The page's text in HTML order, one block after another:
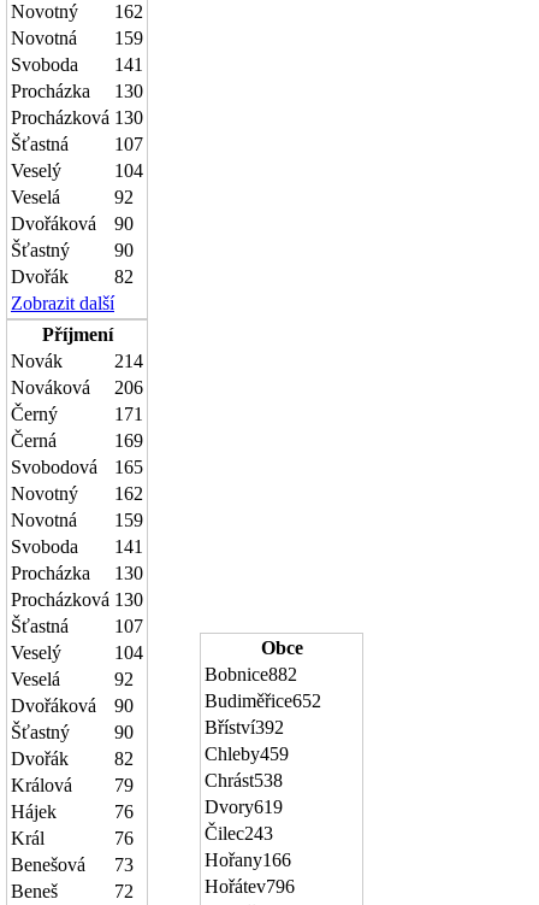
Novotný
162
Novotná
159
Svoboda
141
Procházka
130
Procházková 130
Šťastná
107
Veselý
104
Veselá
92
Dvořáková
90
Šťastný
90
Dvořák
82
Zobrazit další
Příjmení
Novák
214
Nováková
206
Černý
171
Černá
169
Svobodová
165
Novotný
162
Novotná
159
Svoboda
141
Procházka
130
Procházková 130
Šťastná
107
Veselý
104
Veselá
92
Dvořáková
90
Šťastný
90
Dvořák
82
Králová
79
Hájek
76
Král
76
Benešová
73
Beneš
72
Obce
Bobnice882
Budiměřice652
Bříství392
Chleby459
Chrást538
Dvory619
Čilec243
Hořany166
Hořátev796